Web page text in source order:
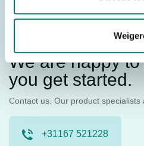
Do you need
We are happy
you get started.
Contact us. Our product specialists
+31167 521228